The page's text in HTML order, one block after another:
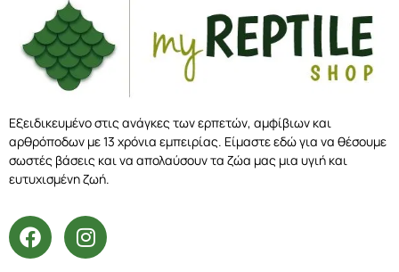
Εξειδικευμένο στις ανάγκες των ερπετών, αμφίβιων και
αρθρόποδων με 13 χρόνια εμπειρίας. Είμαστε εδώ για να θέσουμε
σωστές βάσεις και να απολαύσουν τα ζώα μας μια υγιή και
ευτυχισμένη ζωή.